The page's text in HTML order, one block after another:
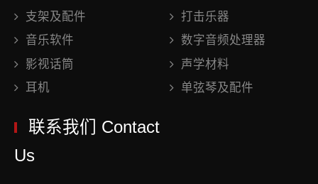
支架及配件
打击乐器
音乐软件
数字音频处理器
影视话筒
声学材料
耳机
单弦琴及配件
联系我们 Contact
Us